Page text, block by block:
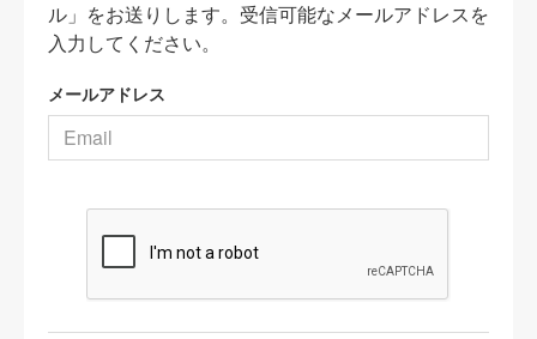
ル」をお送りします。受信可能なメールアドレスを
入力してください。
メールアドレス